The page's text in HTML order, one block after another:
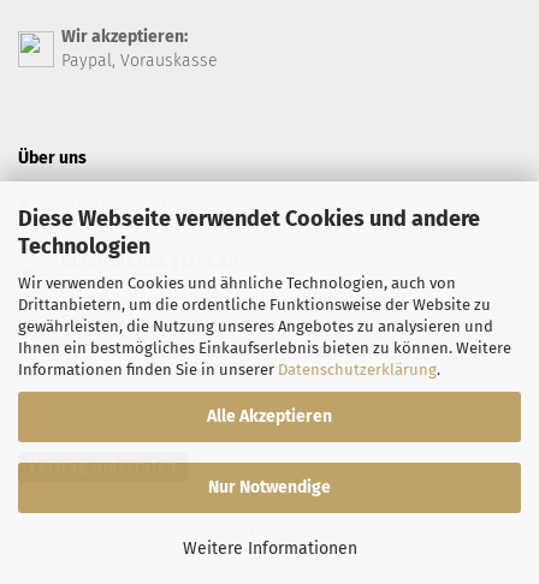
Diese Webseite verwendet Cookies und andere
Technologien
Wir verwenden Cookies und ähnliche Technologien, auch von
Drittanbietern, um die ordentliche Funktionsweise der Website zu
gewährleisten, die Nutzung unseres Angebotes zu analysieren und
Ihnen ein bestmögliches Einkaufserlebnis bieten zu können. Weitere
Informationen finden Sie in unserer Datenschutzerklärung.
Alle Akzeptieren
Nur Notwendige
Weitere Informationen
Wir akzeptieren:
Paypal, Vorauskasse
Über uns
Kontaktformular
Rufen Sie uns gerne an
+49 7071 94 66 99
Safran-Feinkost auf Facebook
Safran-Feinkost auf Instagram
Vertrag widerrufen